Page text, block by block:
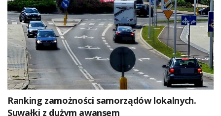
Ranking zamożności samorządów lokalnych.
Suwałki z dużym awansem